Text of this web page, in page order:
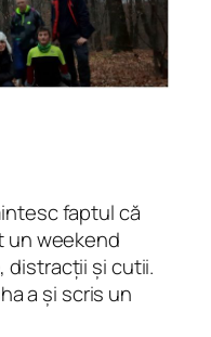
faptul că
un weekend
distracții și cutii.
a și scris un